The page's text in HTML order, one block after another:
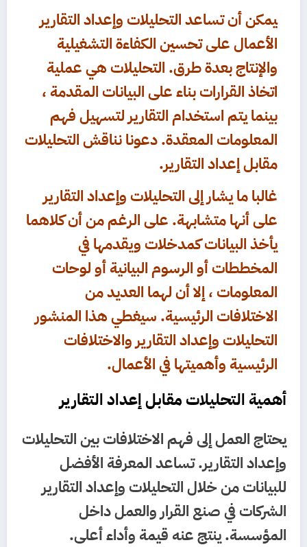
يمكن أن تساعد التحليلات وإعداد التقارير
الأعمال على تحسين الكفاءة التشغيلية
والإنتاج بعدة طرق. التحليلات هي عملية
اتخاذ القرارات بناء على البيانات المقدمة ،
بينما يتم استخدام التقارير لتسهيل فهم
المعلومات المعقدة. دعونا نناقش التحليلات
مقابل إعداد التقارير.
غالبا ما يشار إلى التحليلات وإعداد التقارير
على أنها متشابهة. على الرغم من أن كلاهما
يأخذ البيانات كمدخلات ويقدمها في
المخططات أو الرسوم البيانية أو لوحات
المعلومات ، إلا أن لهما العديد من
الاختلافات الرئيسية. سيغطي هذا المنشور
التحليلات وإعداد التقارير والاختلافات
الرئيسية وأهميتها في الأعمال.
أهمية التحليلات مقابل إعداد التقارير
يحتاج العمل إلى فهم الاختلافات بين التحليلات
وإعداد التقارير. تساعد المعرفة الأفضل
للبيانات من خلال التحليلات وإعداد التقارير
الشركات في صنع القرار والعمل داخل
المؤسسة. ينتج عنه قيمة وأداء أعلى.